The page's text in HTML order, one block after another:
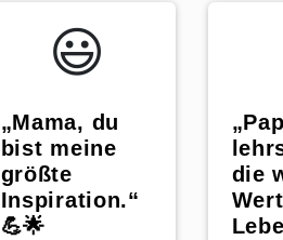
😃️
„Mama, du
bist meine
größte
Inspiration.“
💪🌟
die